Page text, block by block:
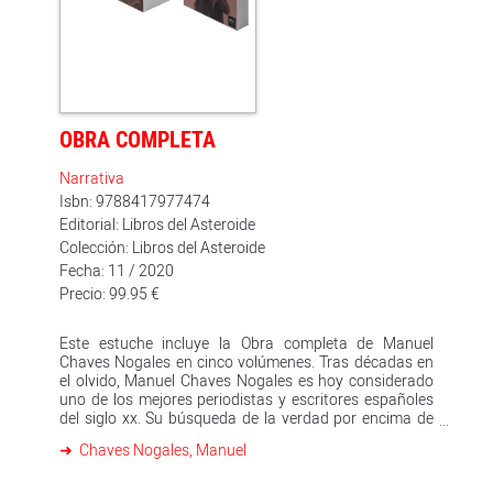
observaciones de política mundial
OBRA COMPLETA
Narrativa
Isbn: 9788417977474
Editorial: Libros del Asteroide
Colección: Libros del Asteroide
Fecha: 11 / 2020
Precio: 99.95 €
Este estuche incluye la Obra completa de Manuel
Chaves Nogales en cinco volúmenes. Tras décadas en
el olvido, Manuel Chaves Nogales es hoy considerado
uno de los mejores periodistas y escritores españoles
del siglo xx. Su búsqueda de la verdad por encima de
España dividida y en una Europa presa de los
Chaves Nogales, Manuel